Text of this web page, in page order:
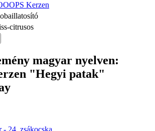
Kerzen
citrusos
magyar nyelven:
"Hegyi patak"
- 24. zsákocska